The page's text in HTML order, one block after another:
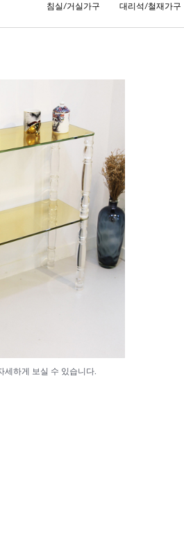
침실/거실가구 대리석/철재가구
세하게 보실 수 있습니다.